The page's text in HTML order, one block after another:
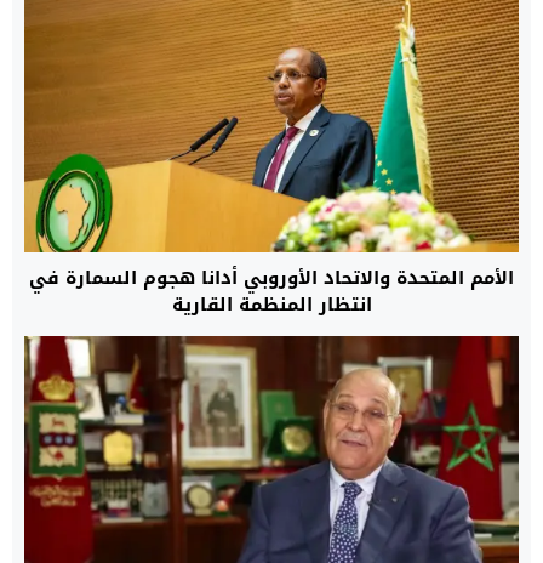
الأمم المتحدة والاتحاد الأوروبي أدانا هجوم السمارة في
انتظار المنظمة القارية